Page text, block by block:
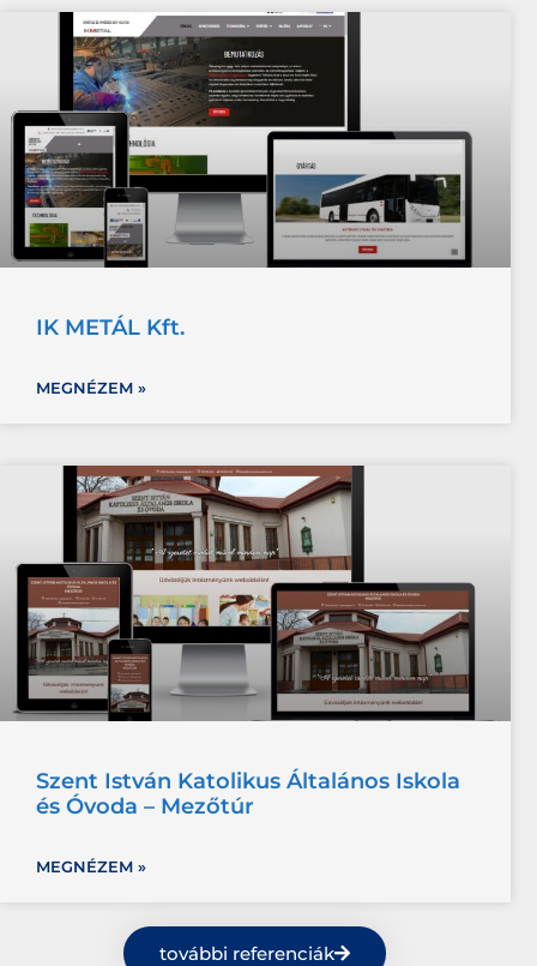
IK METÁL Kft.
MEGNÉZEM »
Szent István Katolikus Általános Iskola
és Óvoda – Mezőtúr
MEGNÉZEM »
további referenciák